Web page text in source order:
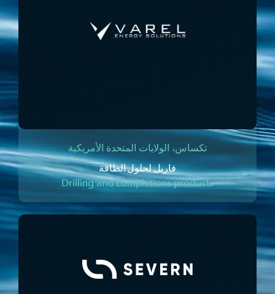
تكساس، الولايات المتحدة الأمريكية
فاريل لحلول الطاقة
Drilling and completions products